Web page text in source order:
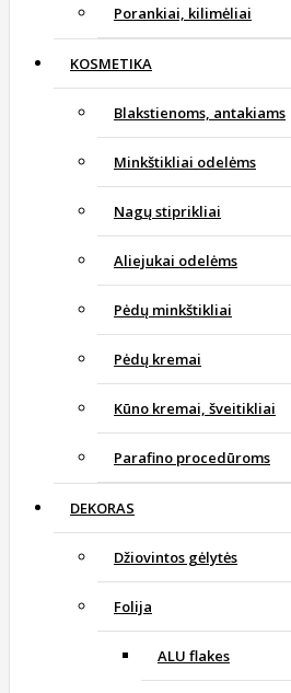
Porankiai, kilimėliai
KOSMETIKA
Blakstienoms, antakiams
Minkštikliai odelėms
Nagų stiprikliai
Aliejukai odelėms
Pėdų minkštikliai
Pėdų kremai
Kūno kremai, šveitikliai
Parafino procedūroms
DEKORAS
Džiovintos gėlytės
Folija
ALU flakes